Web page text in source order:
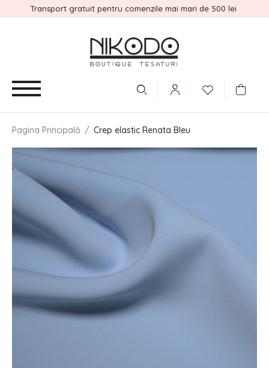
Transport gratuit pentru comenzile mai mari de 500 lei
Pagina Principală / Crep elastic Renata Bleu